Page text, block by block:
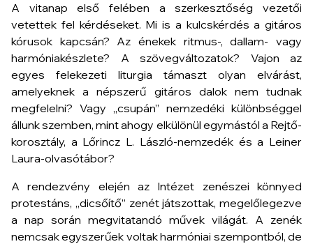
A vitanap első felében a szerkesztőség vezetői
vetettek fel kérdéseket. Mi is a kulcskérdés a gitáros
kórusok kapcsán? Az énekek ritmus-, dallam- vagy
harmóniakészlete? A szövegváltozatok? Vajon az
egyes felekezeti liturgia támaszt olyan elvárást,
amelyeknek a népszerű gitáros dalok nem tudnak
megfelelni? Vagy „csupán” nemzedéki különbséggel
állunk szemben, mint ahogy elkülönül egymástól a Rejtő-
korosztály, a Lőrincz L. László-nemzedék és a Leiner
Laura-olvasótábor?
A rendezvény elején az Intézet zenészei könnyed
protestáns, „dicsőítő” zenét játszottak, megelőlegezve
a nap során megvitatandó művek világát. A zenék
nemcsak egyszerűek voltak harmóniai szempontból, de